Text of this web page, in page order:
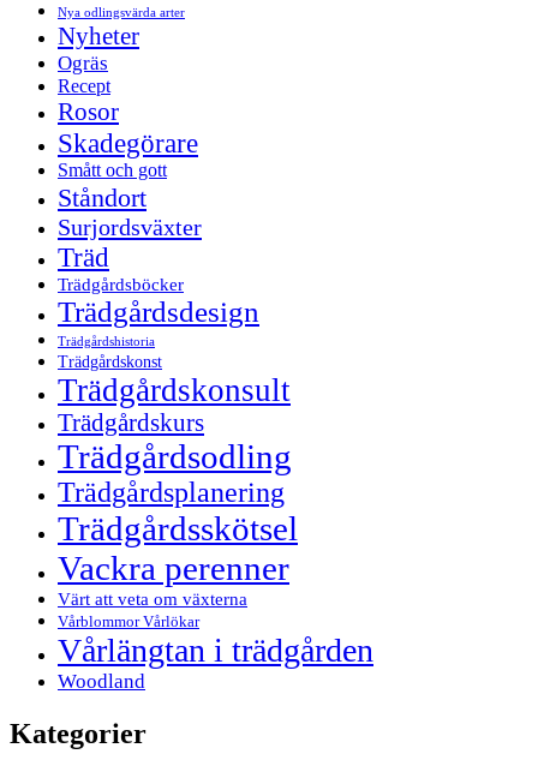
Nya odlingsvärda arter
Nyheter
Ogräs
Recept
Rosor
Skadegörare
Smått och gott
Ståndort
Surjordsväxter
Träd
Trädgårdsböcker
Trädgårdsdesign
Trädgårdshistoria
Trädgårdskonst
Trädgårdskonsult
Trädgårdskurs
Trädgårdsodling
Trädgårdsplanering
Trädgårdsskötsel
Vackra perenner
Värt att veta om växterna
Vårblommor Vårlökar
Vårlängtan i trädgården
Woodland
Kategorier